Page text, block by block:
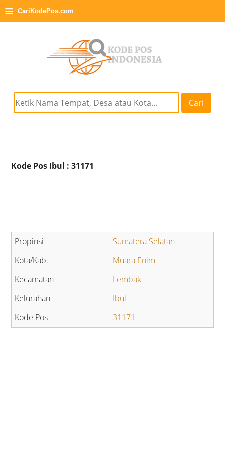
≡ CariKodePos.com
Cari
Kode Pos Ibul : 31171
Sumatera Selatan
Muara Enim
Lembak
Ibul
31171